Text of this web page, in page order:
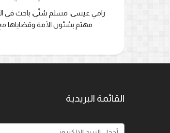
رامي عيسى، مسلم سُنّي، باحث في
مهتم بشئون الأمة وقضاياها
القائمة البريدية